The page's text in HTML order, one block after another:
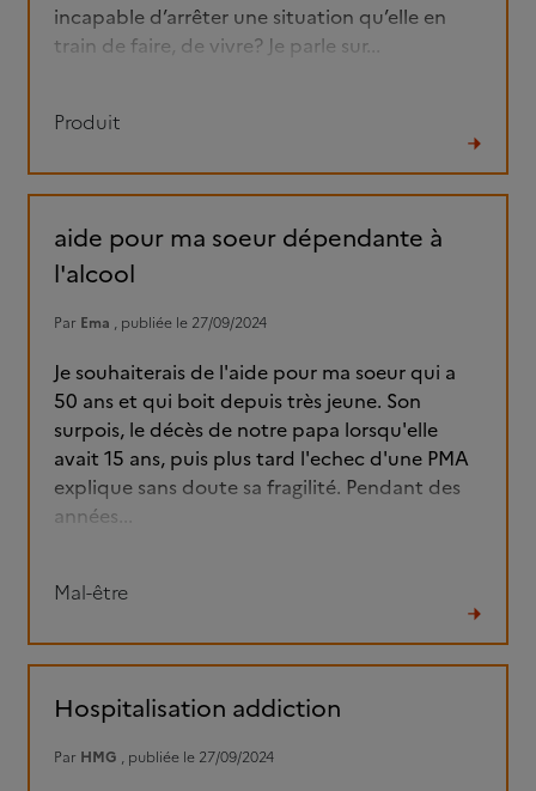
incapable d’arrêter une situation qu’elle en
train de faire, de vivre? Je parle sur...
Produit
le
aide pour ma soeur dépendante à
l'alcool
Par Ema , publiée le 27/09/2024
Je souhaiterais de l'aide pour ma soeur qui a
50 ans et qui boit depuis très jeune. Son
surpois, le décès de notre papa lorsqu'elle
avait 15 ans, puis plus tard l'echec d'une PMA
explique sans doute sa fragilité. Pendant des
années...
Mal-être
le
Hospitalisation addiction
Par HMG , publiée le 27/09/2024